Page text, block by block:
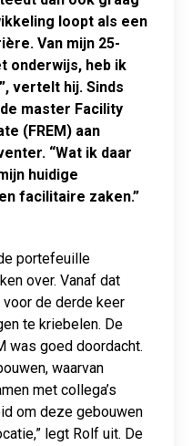
loopt als een
Van mijn 25-
onderwijs, heb ik
vertelt hij. Sinds
master Facility
(FREM) aan
“Wat ik daar
huidige
facilitaire zaken.”
portefeuille
over. Vanaf dat
de derde keer
te kriebelen. De
was goed doordacht.
waarvan
met collega’s
om deze gebouwen
legt Rolf uit. De